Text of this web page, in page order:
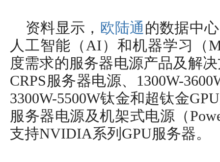
资料显示， 欧陆通 的数据中
人工智能（AI）和机器学习（
度需求的服务器电源产品及解
CRPS服务器电源、1300W-
3300W-5500W钛金和超钛金
服务器电源及机架式电源（
支持NVIDIA系列GPU服务器。